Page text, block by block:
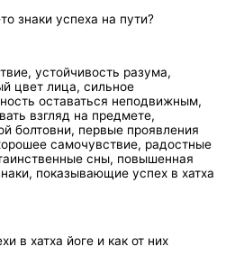
знаки успеха на пути?
устойчивость разума,
цвет лица, сильное
оставаться неподвижным,
взгляд на предмете,
болтовни, первые проявления
самочувствие, радостные
сны, повышенная
показывающие успех в хатха
в хатха йоге и как от них